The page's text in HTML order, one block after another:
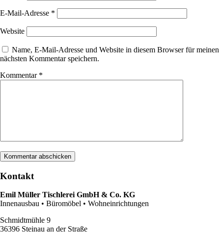
E-Mail-Adresse *
Website
Name, E-Mail-Adresse und Website in diesem Browser für meinen
nächsten Kommentar speichern.
Kommentar *
Kontakt
Emil Müller Tischlerei GmbH & Co. KG
Innenausbau • Büromöbel • Wohneinrichtungen
Schmidtmühle 9
36396 Steinau an der Straße